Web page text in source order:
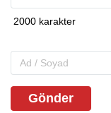
Gönder